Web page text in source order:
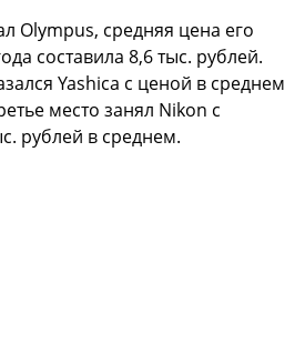
Olympus, средняя цена его
составила 8,6 тыс. рублей.
Yashica с ценой в среднем
место занял Nikon с
рублей в среднем.